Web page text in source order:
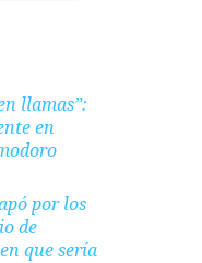
llamas”:
en
por los
de
que sería